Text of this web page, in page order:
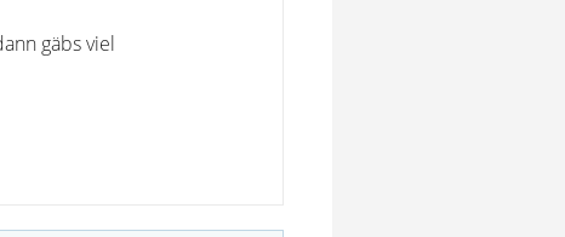
gäbs viel